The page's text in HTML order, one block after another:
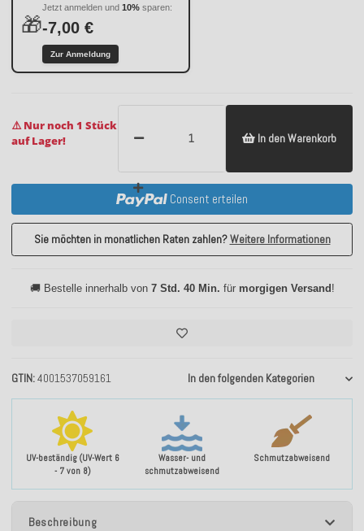
UV-beständig (UV-Wert 6
- 7 von 8)
Wasser- und
schmutzabweisend
Schmutzabweisend
GTIN 4001537059161 In den folgenden Kategorien
🎁
Jetzt anmelden und 10% sparen:
-7,00 €
Zur Anmeldung
⚠️ Nur noch 1 Stück
auf Lager!
In den Warenkorb
Consent erteilen
Sie möchten in monatlichen Raten zahlen?Weitere Informationen
🚚 Bestelle innerhalb von 7 Std. 40 Min. für morgigen Versand !
Beschreibung